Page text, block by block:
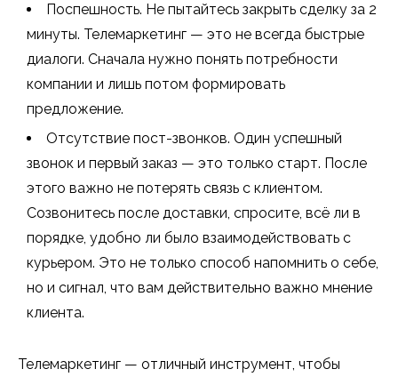
Поспешность. Не пытайтесь закрыть сделку за 2
минуты. Телемаркетинг — это не всегда быстрые
диалоги. Сначала нужно понять потребности
компании и лишь потом формировать
предложение.
Отсутствие пост-звонков. Один успешный
звонок и первый заказ — это только старт. После
этого важно не потерять связь с клиентом.
Созвонитесь после доставки, спросите, всё ли в
порядке, удобно ли было взаимодействовать с
курьером. Это не только способ напомнить о себе,
но и сигнал, что вам действительно важно мнение
клиента.
Телемаркетинг — отличный инструмент, чтобы